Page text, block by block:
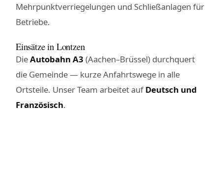
Mehrpunktverriegelungen und Schließanlagen für
Betriebe.
Einsätze in Lontzen
DieAutobahn A3 (Aachen–Brüssel) durchquert
die Gemeinde — kurze Anfahrtswege in alle
Ortsteile. Unser Team arbeitet aufDeutsch und
Französisch.